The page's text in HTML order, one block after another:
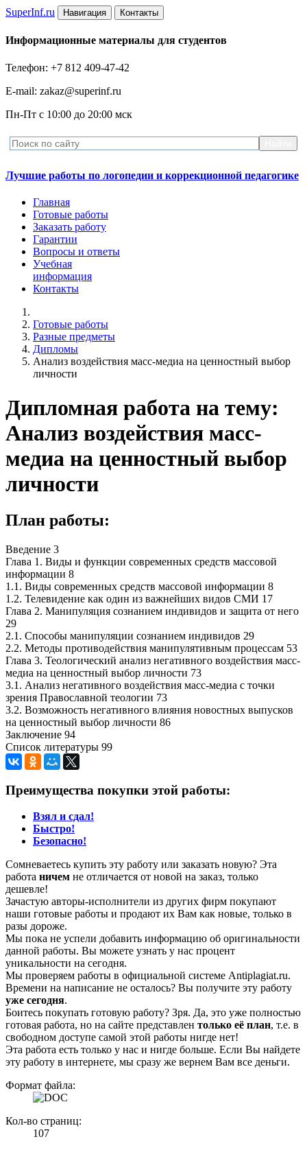
SuperInf.ru Навигация Контакты
Информационные материалы для студентов
Телефон: +7 812 409-47-42
E-mail: zakaz@superinf.ru
Пн-Пт с 10:00 до 20:00 мск
Лучшие работы по логопедии и коррекционной педагогике
Главная
Готовые работы
Заказать работу
Гарантии
Вопросы и ответы
Учебная
информация
Контакты
Готовые работы
Разные предметы
Дипломы
Анализ воздействия масс-медиа на ценностный выбор
личности
Дипломная работа на тему:
Анализ воздействия масс-
медиа на ценностный выбор
личности
План работы:
Введение 3
Глава 1. Виды и функции современных средств массовой
информации 8
1.1. Виды современных средств массовой информации 8
1.2. Телевидение как один из важнейших видов СМИ 17
Глава 2. Манипуляция сознанием индивидов и защита от него
29
2.1. Способы манипуляции сознанием индивидов 29
2.2. Методы противодействия манипулятивным процессам 53
Глава 3. Теологический анализ негативного воздействия масс-
медиа на ценностный выбор личности 73
3.1. Анализ негативного воздействия масс-медиа с точки
зрения Православной теологии 73
3.2. Возможность негативного влияния новостных выпусков
на ценностный выбор личности 86
Заключение 94
Список литературы 99
Преимущества покупки этой работы:
Взял и сдал!
Быстро!
Безопасно!
Сомневаетесь купить эту работу или заказать новую? Эта
работа ничем не отличается от новой на заказ, только
дешевле!
Зачастую авторы-исполнители из других фирм покупают
наши готовые работы и продают их Вам как новые, только в
разы дороже.
Мы пока не успели добавить информацию об оригинальности
данной работы. Вы можете узнать у нас процент
уникальности на сегодня.
Мы проверяем работы в официальной системе Аntiplagiat.ru.
Времени на написание не осталось? Вы получите эту работу
уже сегодня.
Боитесь покупать готовую работу? Зря. Да, это уже полностью
готовая работа, но на сайте представлен только её план, т.е. в
свободном доступе самой этой работы нигде нет!
Эта работа есть только у нас и нигде больше. Если Вы найдете
эту работу в интернете, мы сразу же вернем Вам все деньги.
Формат файла:
Кол-во страниц:
107